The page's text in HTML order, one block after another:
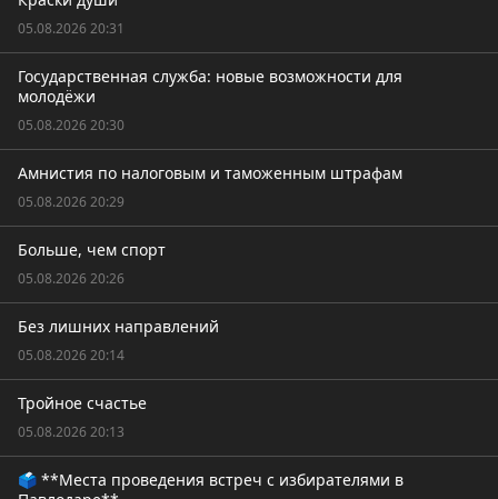
05.08.2026 20:31
Государственная служба: новые возможности для
молодёжи
05.08.2026 20:30
Амнистия по налоговым и таможенным штрафам
05.08.2026 20:29
Больше, чем спорт
05.08.2026 20:26
Без лишних направлений
05.08.2026 20:14
Тройное счастье
05.08.2026 20:13
🗳️ **Места проведения встреч с избирателями в